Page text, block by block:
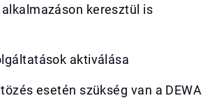
keresztül is
aktiválása
esetén szükség van a DEWA